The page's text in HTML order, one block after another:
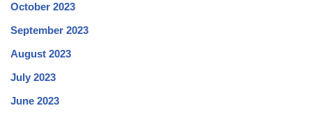
October 2023
September 2023
August 2023
July 2023
June 2023